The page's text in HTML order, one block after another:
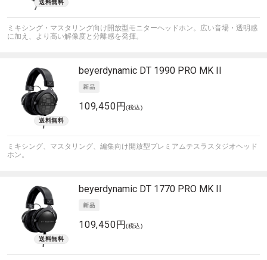
ミキシング・マスタリング向け開放型モニターヘッドホン。広い音場・透明感
に加え、より高い解像度と分離感を発揮。
beyerdynamic DT 1990 PRO MK II
109,450円(税込)
ミキシング、マスタリング、編集向け開放型プレミアムテスラスタジオヘッド
ホン。
beyerdynamic DT 1770 PRO MK II
109,450円(税込)